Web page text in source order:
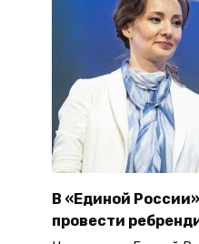
В «Единой
провести